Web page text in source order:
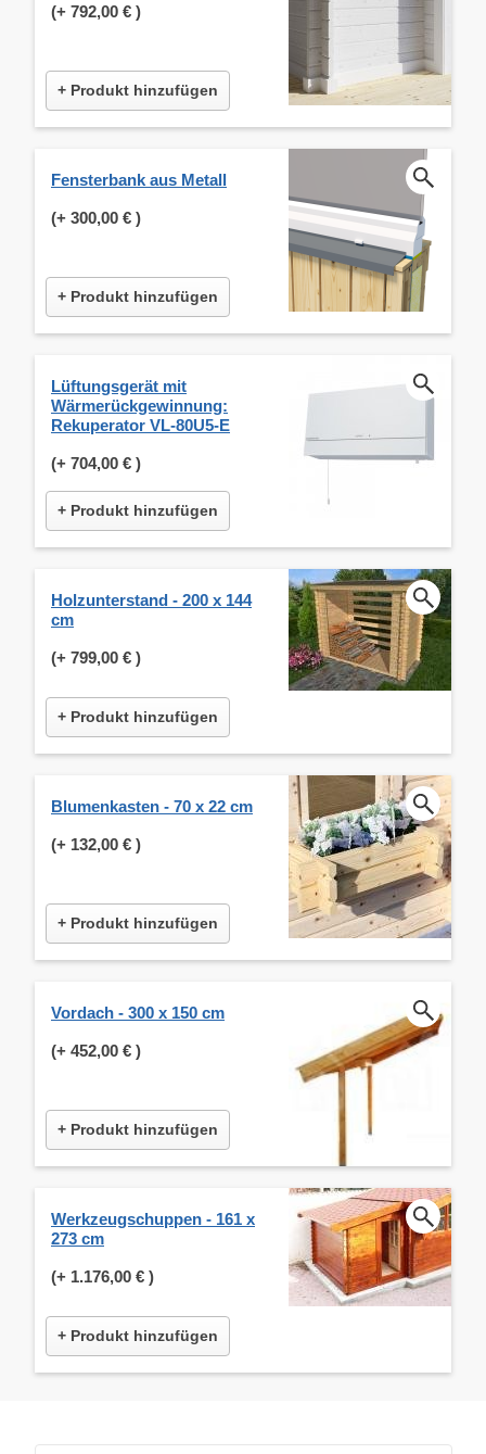
(+ 792,00 € )
+ Produkt hinzufügen
Fensterbank aus Metall
(+ 300,00 € )
+ Produkt hinzufügen
Lüftungsgerät mit
Wärmerückgewinnung:
Rekuperator VL-80U5-E
(+ 704,00 € )
+ Produkt hinzufügen
Holzunterstand - 200 x 144
cm
(+ 799,00 € )
+ Produkt hinzufügen
Blumenkasten - 70 x 22 cm
(+ 132,00 € )
+ Produkt hinzufügen
Vordach - 300 x 150 cm
(+ 452,00 € )
+ Produkt hinzufügen
Werkzeugschuppen - 161 x
273 cm
(+ 1.176,00 € )
+ Produkt hinzufügen